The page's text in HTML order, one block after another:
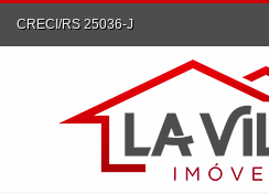
CRECI/RS 25036-J